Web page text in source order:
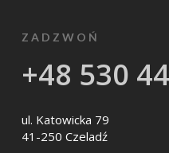
ZADZWOŃ
+48 530
ul. Katowicka 79
41-250 Czeladź